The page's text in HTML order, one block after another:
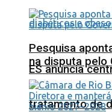
ES anuncia
tratamento de
Pesquisa
na disputa pelo